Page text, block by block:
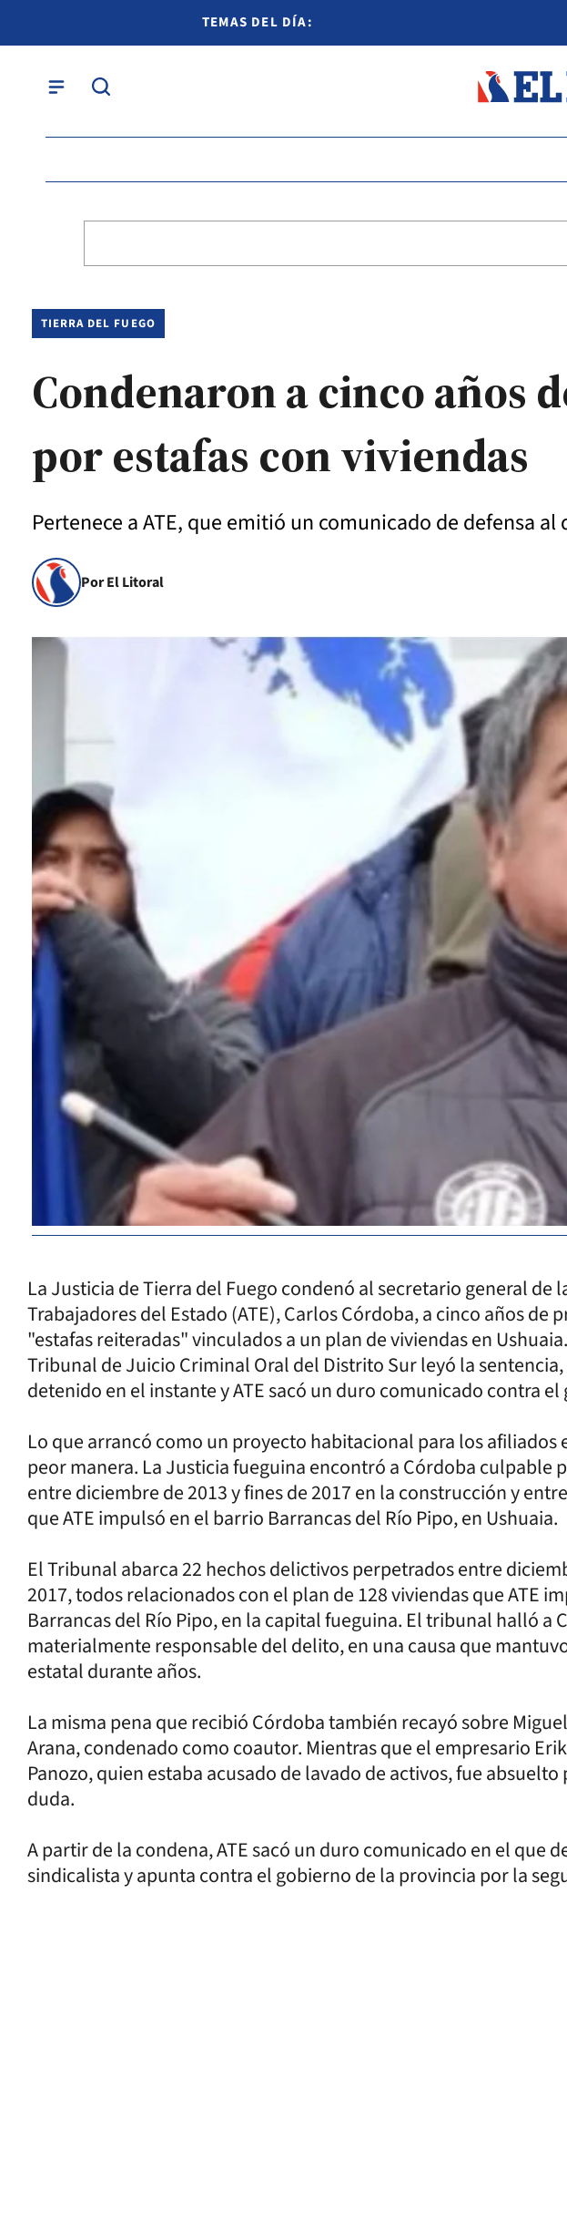
TEMAS DEL DÍA:
TIERRA DEL FUEGO
Condenaron a cinco años
por estafas con viviendas
Pertenece a ATE, que emitió un comunicado de defensa al
Por El Litoral
La Justicia de Tierra del Fuego condenó al secretario general de
Trabajadores del Estado (ATE), Carlos Córdoba, a cinco años de
"estafas reiteradas" vinculados a un plan de viviendas en
Tribunal de Juicio Criminal Oral del Distrito Sur leyó la
detenido en el instante y ATE sacó un duro comunicado contra
Lo que arrancó como un proyecto habitacional para los afiliados
peor manera. La Justicia fueguina encontró a Córdoba culpable
entre diciembre de 2013 y fines de 2017 en la construcción y
que ATE impulsó en el barrio Barrancas del Río Pipo, en Ushuaia.
El Tribunal abarca 22 hechos delictivos perpetrados entre
2017, todos relacionados con el plan de 128 viviendas que ATE
Barrancas del Río Pipo, en la capital fueguina. El tribunal halló a
materialmente responsable del delito, en una causa que
estatal durante años.
La misma pena que recibió Córdoba también recayó sobre
Arana, condenado como coautor. Mientras que el empresario
Panozo, quien estaba acusado de lavado de activos, fue
duda.
A partir de la condena, ATE sacó un duro comunicado en el que
sindicalista y apunta contra el gobierno de la provincia por la